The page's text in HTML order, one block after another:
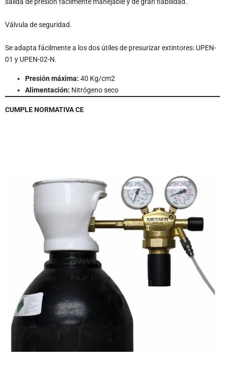
salida de presión fácilmente manejable y de gran fiabilidad.
Válvula de seguridad.
Se adapta fácilmente a los dos útiles de presurizar extintores: UPEN-
01 y UPEN-02-N.
Presión máxima: 40 Kg/cm2
Alimentación: Nitrógeno seco
CUMPLE NORMATIVA CE